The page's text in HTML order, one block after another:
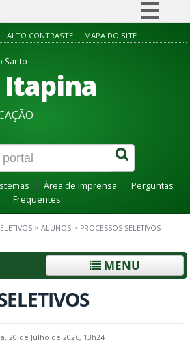
Simplifique!
Acesso à informação
Canais
ALTO CONTRASTE MAPA DO SITE
Santo
Itapina
Área de Imprensa
Perguntas
Frequentes
> ALUNOS > PROCESSOS SELETIVOS
MENU
20 de Julho de 2026, 13h24